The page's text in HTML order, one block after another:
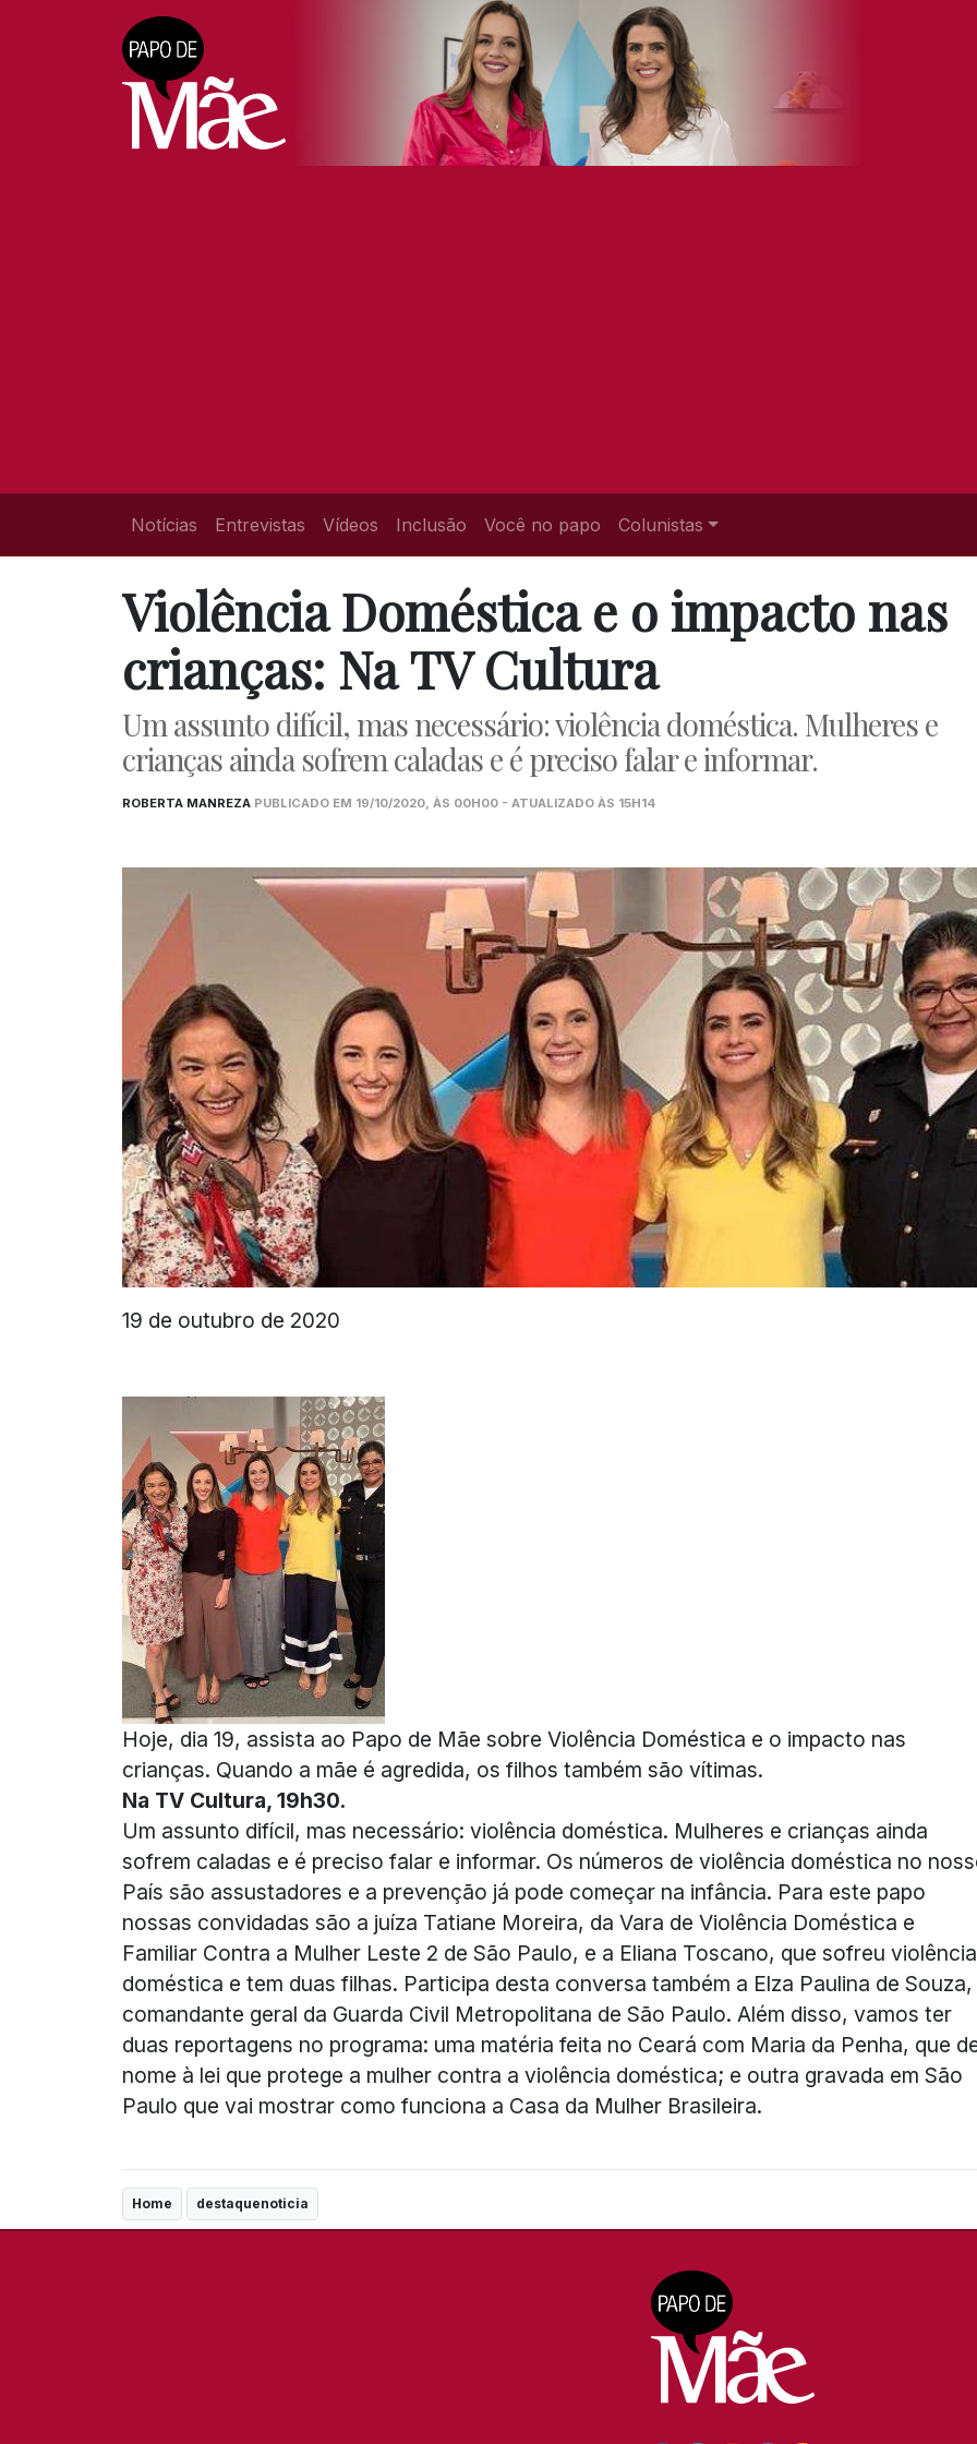
Notícias Entrevistas Vídeos Inclusão Você no papo Colunistas
Violência Doméstica e o impacto nas
crianças: Na TV Cultura
Um assunto difícil, mas necessário: violência doméstica. Mulheres e
crianças ainda sofrem caladas e é preciso falar e informar.
ROBERTA MANREZA PUBLICADO EM 19/10/2020, ÀS 00H00 - ATUALIZADO ÀS 15H14
19 de outubro de 2020
Hoje, dia 19, assista ao Papo de Mãe sobre Violência Doméstica e o impacto nas
crianças. Quando a mãe é agredida, os filhos também são vítimas.
Na TV Cultura, 19h30.
Um assunto difícil, mas necessário: violência doméstica. Mulheres e crianças ainda
sofrem caladas e é preciso falar e informar. Os números de violência doméstica no
País são assustadores e a prevenção já pode começar na infância. Para este papo
nossas convidadas são a juíza Tatiane Moreira, da Vara de Violência Doméstica e
Familiar Contra a Mulher Leste 2 de São Paulo, e a Eliana Toscano, que sofreu violência
doméstica e tem duas filhas. Participa desta conversa também a Elza Paulina de Souza,
comandante geral da Guarda Civil Metropolitana de São Paulo. Além disso, vamos ter
duas reportagens no programa: uma matéria feita no Ceará com Maria da Penha, que
nome à lei que protege a mulher contra a violência doméstica; e outra gravada em São
Paulo que vai mostrar como funciona a Casa da Mulher Brasileira.
Home destaquenoticia